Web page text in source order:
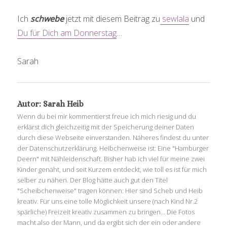
Ich schwebejetzt mit diesem Beitrag zu sewlala und
Du für Dich am Donnerstag…
Sarah
Autor: Sarah Heib
Wenn du bei mir kommentierst freue ich mich riesig und du
erklärst dich gleichzeitig mit der Speicherung deiner Daten
durch diese Webseite einverstanden. Näheres findest du unter
der Datenschutzerklärung. Heibchenweise ist: Eine "Hamburger
Deern" mit Nähleidenschaft. Bisher hab ich viel für meine zwei
Kinder genäht, und seit Kurzem entdeckt, wie toll es ist für mich
selber zu nähen. Der Blog hätte auch gut den Titel
"Scheibchenweise" tragen können: Hier sind Scheb und Heib
kreativ. Für uns eine tolle Möglichkeit unsere (nach Kind Nr.2
spärliche) Freizeit kreativ zusammen zu bringen... Die Fotos
macht also der Mann, und da ergibt sich der ein oder andere